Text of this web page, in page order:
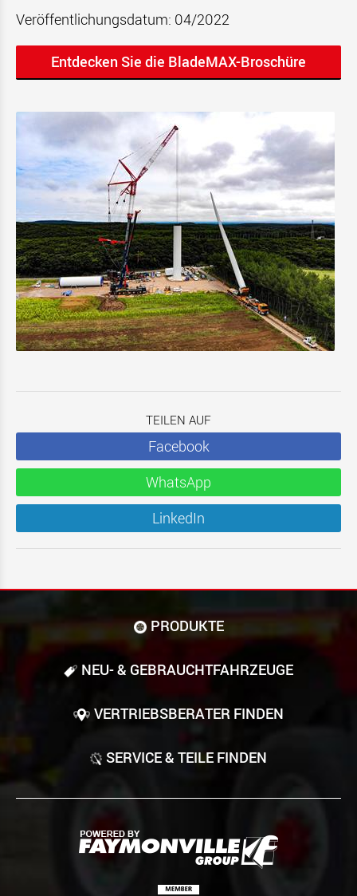
Veröffentlichungsdatum: 04/2022
Entdecken Sie die BladeMAX-Broschüre
TEILEN AUF
Facebook
WhatsApp
LinkedIn
PRODUKTE
NEU- & GEBRAUCHT­FAHRZEUGE
VERTRIEBSBERATER FINDEN
SERVICE & TEILE FINDEN